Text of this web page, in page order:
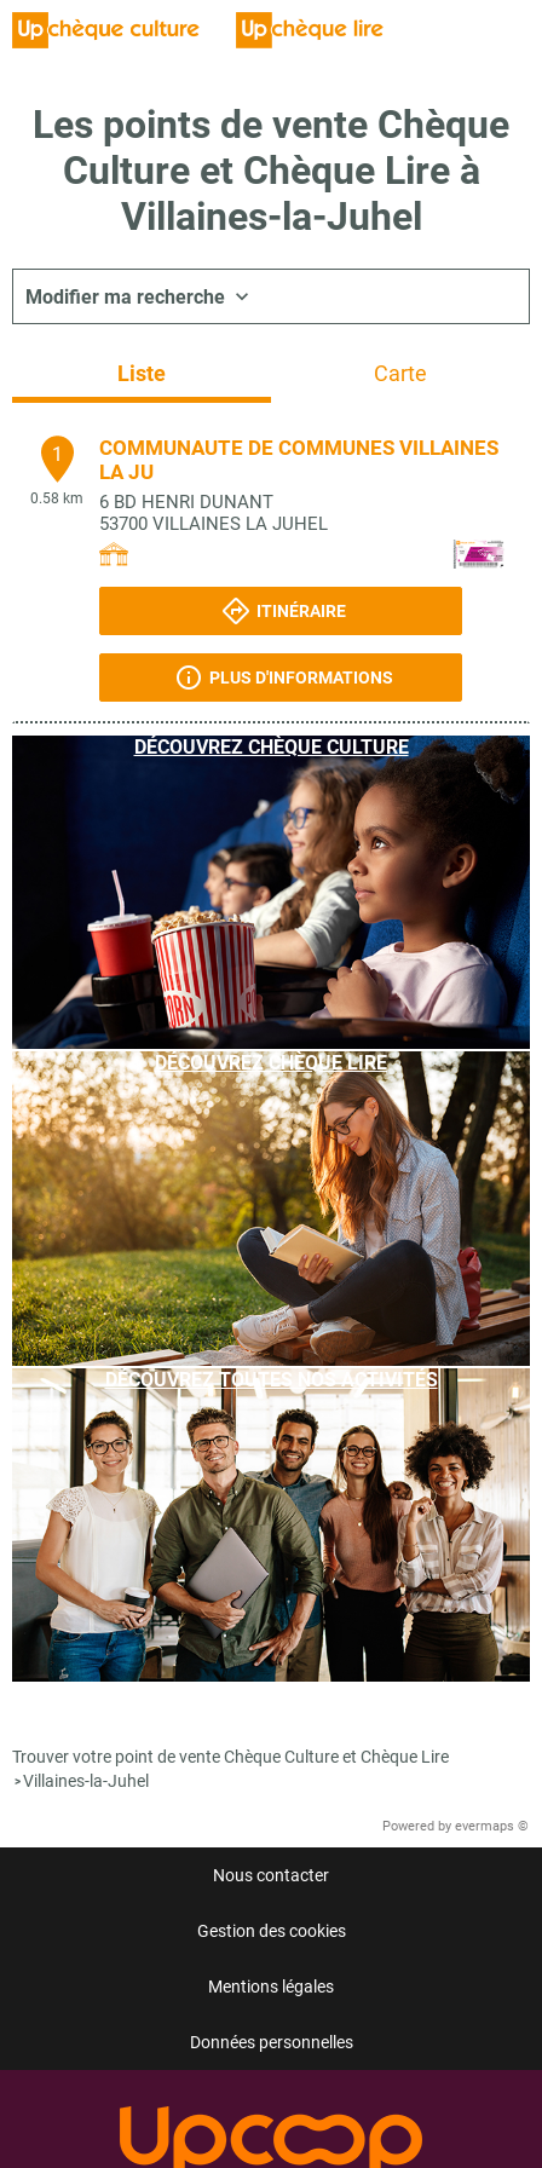
Les points de vente Chèque
Culture et Chèque Lire à
Villaines-la-Juhel
Modifier ma recherche
Liste Carte
1
0.58 km
COMMUNAUTE DE COMMUNES VILLAINES
LA JU
6 BD HENRI DUNANT
53700 VILLAINES LA JUHEL
ITINÉRAIRE
PLUS D'INFORMATIONS
DÉCOUVREZ CHÈQUE CULTURE
DÉCOUVREZ CHÈQUE LIRE
DÉCOUVREZ TOUTES NOS ACTIVITÉS
Trouver votre point de vente Chèque Culture et Chèque Lire
>Villaines-la-Juhel
Powered by evermaps ©
Nous contacter
Gestion des cookies
Mentions légales
Données personnelles